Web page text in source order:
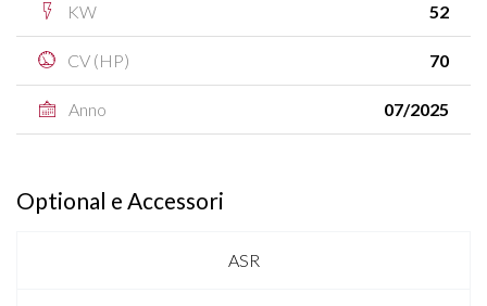
KW 52
CV (HP) 70
Anno 07/2025
Optional e Accessori
ASR